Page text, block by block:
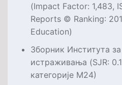
(Impact Factor: 1,483,
Reports © Ranking: 201
Education)
Зборник Института
истраживања (SJR:
категорије М24)